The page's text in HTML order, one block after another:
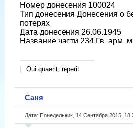
Номер донесения 100024
Тип донесения Донесения о
потерях
Дата донесения 26.06.1945
Название части 234 Гв. арм.
Qui quaerit, reperit
Саня
Дата: Понедельник, 14 Сентября 2015,